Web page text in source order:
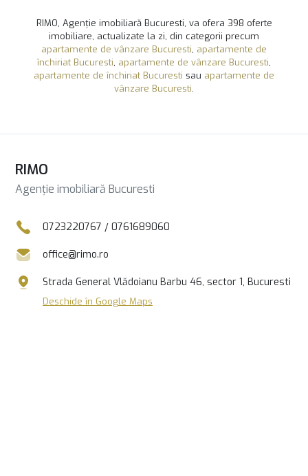
RIMO, Agenție imobiliară Bucuresti, va ofera 398 oferte
imobiliare, actualizate la zi, din categorii precum
apartamente de vânzare Bucuresti, apartamente de
închiriat Bucuresti, apartamente de vânzare Bucuresti,
apartamente de închiriat Bucuresti sau apartamente de
vânzare Bucuresti.
RIMO
Agenție imobiliară Bucuresti
0723220767 / 0761689060
office@rimo.ro
Strada General Vlădoianu Barbu 46, sector 1, Bucuresti
Deschide în Google Maps